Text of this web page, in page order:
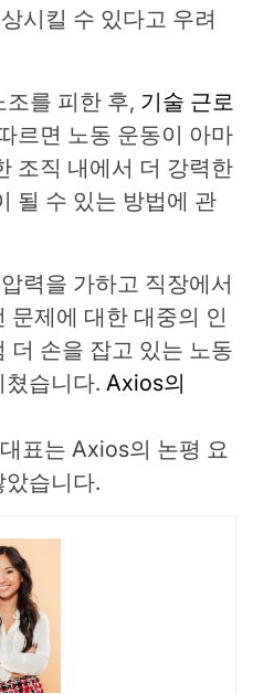
시킬 수 있다고 우려
조를 피한 후, 기술 근로
르면 노동 운동이 아마
조직 내에서 더 강력한
될 수 있는 방법에 관
력을 가하고 직장에서
문제에 대한 대중의 인
더 손을 잡고 있는 노동
습니다. Axios의
표는 Axios의 논평 요
습니다.